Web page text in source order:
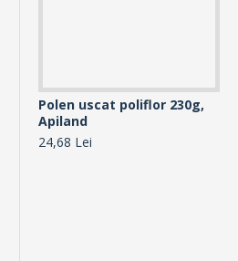
Polen uscat poliflor 230g,
Apiland
24,68 Lei